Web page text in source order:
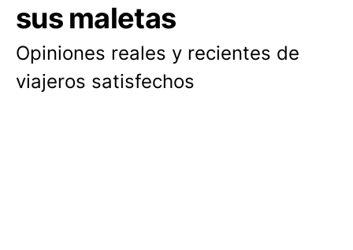
sus maletas
Opiniones reales y recientes de
viajeros satisfechos